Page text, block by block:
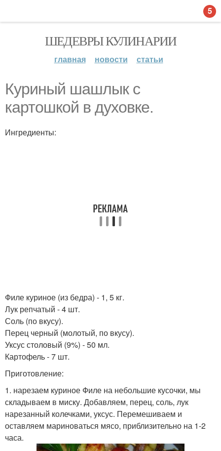
ШЕДЕВРЫ КУЛИНАРИИ
главная новости статьи
Куриный шашлык с
картошкой в духовке.
Ингредиенты:
Филе куриное (из бедра) - 1, 5 кг.
Лук репчатый - 4 шт.
Соль (по вкусу).
Перец черный (молотый, по вкусу).
Уксус столовый (9%) - 50 мл.
Картофель - 7 шт.
Приготовление:
1. нарезаем куриное Филе на небольшие кусочки, мы
складываем в миску. Добавляем, перец, соль, лук
нарезанный колечками, уксус. Перемешиваем и
оставляем мариноваться мясо, приблизительно на 1-2
часа.
5